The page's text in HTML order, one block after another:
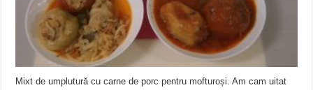
Mixt de umplutură cu carne de porc pentru mofturoși. Am cam uitat